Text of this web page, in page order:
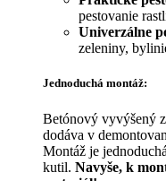
pestovanie
Univerzálne
zeleniny,
Jednoduchá montáž:
Betónový vyvýšený
dodáva v
Montáž je
kutil. Navyše, k